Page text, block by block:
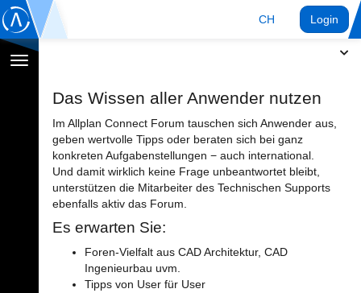
CH Login
Navigation
Das Wissen aller Anwender nutzen
Im Allplan Connect Forum tauschen sich Anwender aus,
geben wertvolle Tipps oder beraten sich bei ganz
konkreten Aufgabenstellungen − auch international.
Und damit wirklich keine Frage unbeantwortet bleibt,
unterstützen die Mitarbeiter des Technischen Supports
ebenfalls aktiv das Forum.
Es erwarten Sie:
Foren-Vielfalt aus CAD Architektur, CAD
Ingenieurbau uvm.
Tipps von User für User